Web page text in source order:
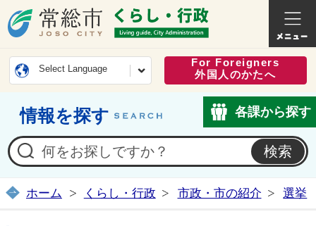
常総市公式ホームページ
くらし
Select Language
For Foreigners
外国人のかたへ
情報を探す 各課から探す
ホーム くらし・行政 市政・市の紹介 選挙